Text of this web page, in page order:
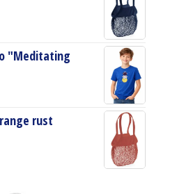
"Meditating
rust